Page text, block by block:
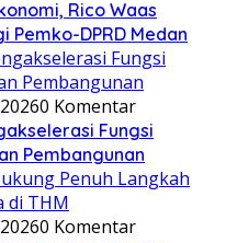
Rico Waas
Pemko-DPRD Medan
0 Komentar
Fungsi
Pembangunan
0 Komentar